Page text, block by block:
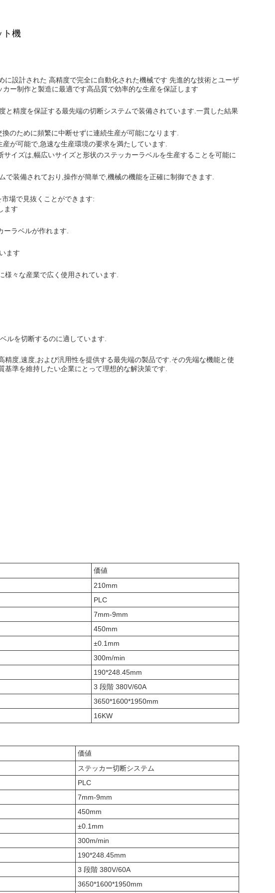
ト機
設計された 高精度で完全に自動化された機械です 先進的な技術とユーザ
ー制作と製造に最適です高品質で効率的な生産を保証します
と精度を保証する最先端の切断システムで装備されています.一貫した結果
のために頻繁に中断せずに連続生産が可能になります.
が可能で,急速な生産環境の要求を満たしています.
イズは,幅広いサイズと形状のステッカーラベルを生産することを可能に
で装備されており,操作が簡単で,機械の機能を正確に制御できます.
場で見抜くことができます:
ます
ラベルが作れます.
ます
々な産業で広く使用されています.
ルを切断するのに適しています.
度,速度,および汎用性を提供する最先端の製品です.その先端な機能と使
準を維持したい企業にとって理想的な解決策です.
価値
210mm
PLC
7mm-9mm
450mm
±0.1mm
300m/min
190*248.45mm
3 段階 380V/60A
3650*1600*1950mm
16KW
価値
ステッカー切断システム
PLC
7mm-9mm
450mm
±0.1mm
300m/min
190*248.45mm
3 段階 380V/60A
3650*1600*1950mm